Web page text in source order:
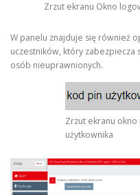
Zrzut ekranu Okno
W panelu znajduje się również
uczestników, który
osób nieuprawnionych.
Zrzut ekranu
użytkownika